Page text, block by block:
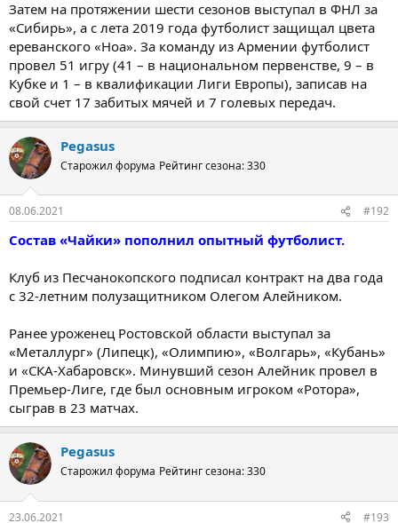
Затем на протяжении шести сезонов выступал в ФНЛ за
«Сибирь», а с лета 2019 года футболист защищал цвета
ереванского «Ноа». За команду из Армении футболист
провел 51 игру (41 – в национальном первенстве, 9 – в
Кубке и 1 – в квалификации Лиги Европы), записав на
свой счет 17 забитых мячей и 7 голевых передач.
Pegasus
Старожил форума Рейтинг сезона: 330
08.06.2021 #192
Состав «Чайки» пополнил опытный футболист.
Клуб из Песчанокопского подписал контракт на два года
с 32-летним полузащитником Олегом Алейником.
Ранее уроженец Ростовской области выступал за
«Металлург» (Липецк), «Олимпию», «Волгарь», «Кубань»
и «СКА-Хабаровск». Минувший сезон Алейник провел в
Премьер-Лиге, где был основным игроком «Ротора»,
сыграв в 23 матчах.
Pegasus
Старожил форума Рейтинг сезона: 330
23.06.2021 #193